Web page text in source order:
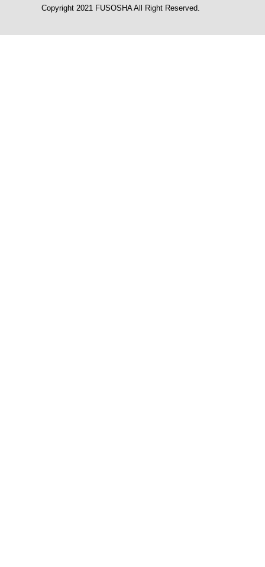
Copyright 2021 FUSOSHA All Right Reserved.